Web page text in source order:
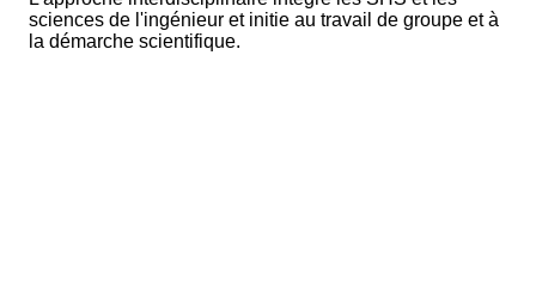
sciences de l'ingénieur et initie au travail de groupe et à
la démarche scientifique.